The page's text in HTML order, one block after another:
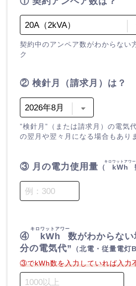
契約中のアンペア数がわからない
ク
② 検針月（請求月）は？
”検針月”（または請求月）の電気
の翌月や翌々月になる場合もあり
③ 月の電力使用量 （ kWh
キロワットアワー
④ kWh
キロワットアワー
数がわからない
分の電気代”
（北電・従量電灯B
③でkWh数を入力していれば入力